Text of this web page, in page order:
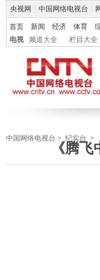
央视网 中国网络电视台
首页 新闻 经济 体育
电视
频道大全 栏目大全
中国网络电视台 > 纪实台 >
《腾